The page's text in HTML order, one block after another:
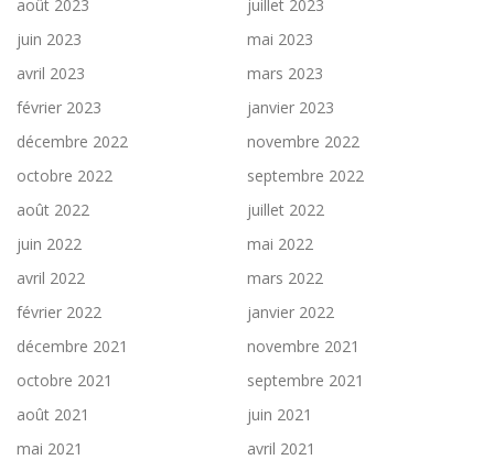
août 2023
juillet 2023
juin 2023
mai 2023
avril 2023
mars 2023
février 2023
janvier 2023
décembre 2022
novembre 2022
octobre 2022
septembre 2022
août 2022
juillet 2022
juin 2022
mai 2022
avril 2022
mars 2022
février 2022
janvier 2022
décembre 2021
novembre 2021
octobre 2021
septembre 2021
août 2021
juin 2021
mai 2021
avril 2021